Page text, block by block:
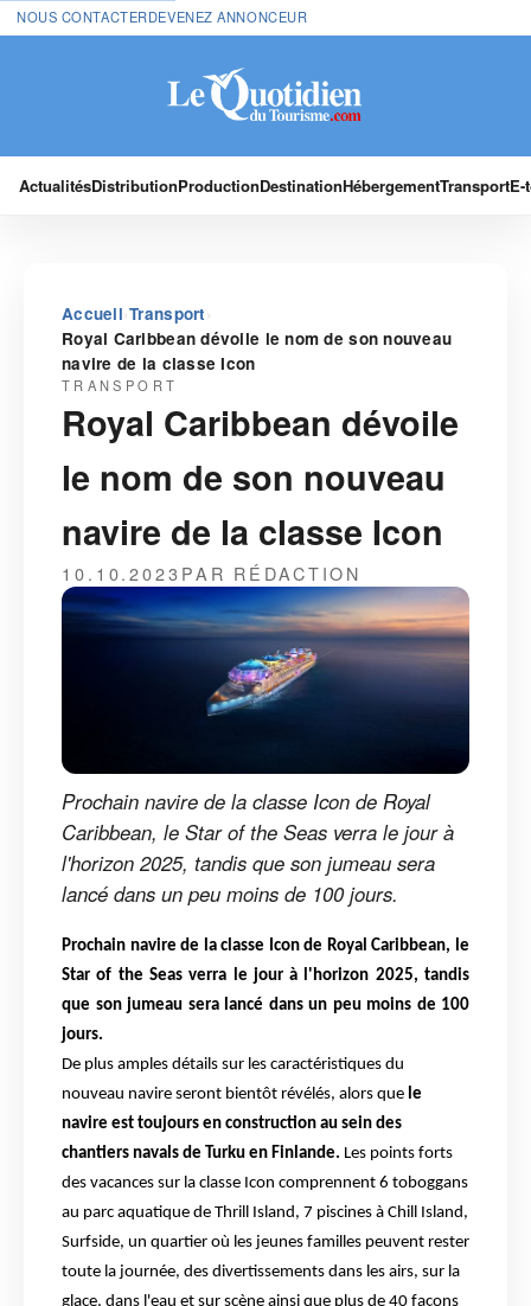
NOUS CONTACTERDEVENEZ ANNONCEUR
ActualitésDistributionProductionDestinationHébergementTransport
Accueil›Transport ›
Royal Caribbean dévoile le nom de son nouveau
navire de la classe Icon
TRANSPORT
Royal Caribbean dévoile
le nom de son nouveau
navire de la classe Icon
10.10.2023PAR RÉDACTION
Prochain navire de la classe Icon de Royal
Caribbean, le Star of the Seas verra le jour à
l'horizon 2025, tandis que son jumeau sera
lancé dans un peu moins de 100 jours.
Prochain navire de la classe Icon de Royal Caribbean, le
Star of the Seas verra le jour à l'horizon 2025, tandis
que son jumeau sera lancé dans un peu moins de 100
jours.
De plus amples détails sur les caractéristiques du
nouveau navire seront bientôt révélés, alors que le
navire est toujours en construction au sein des
chantiers navals de Turku en Finlande. Les points forts
des vacances sur la classe Icon comprennent 6 toboggans
au parc aquatique de Thrill Island, 7 piscines à Chill Island,
Surfside, un quartier où les jeunes familles peuvent rester
toute la journée, des divertissements dans les airs, sur la
glace, dans l'eau et sur scène ainsi que plus de 40 façons